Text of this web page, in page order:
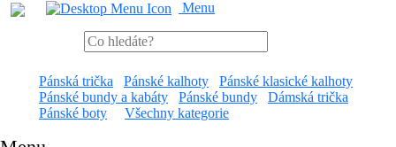
Menu
Pánská trička Pánské kalhoty
Pánské klasické kalhoty
Pánské bundy a kabáty
Pánské bundy
Dámská trička
Pánské boty
Všechny kategorie